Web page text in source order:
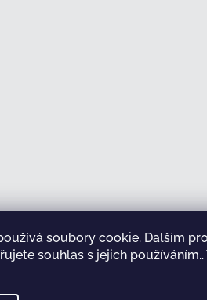
soubory cookie. Dalším
souhlas s jejich
Sledovat na Instagramu